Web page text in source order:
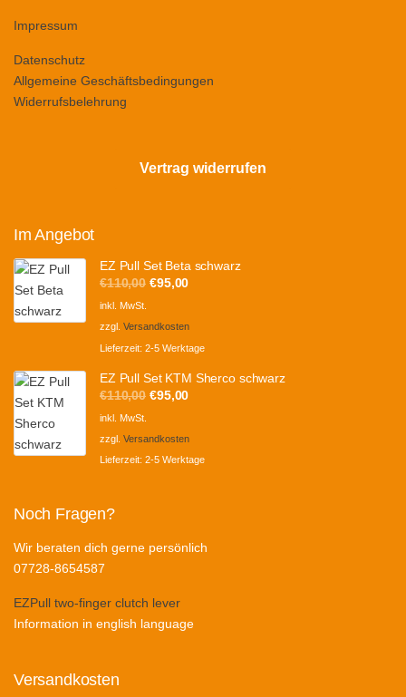
Impressum
Datenschutz
Allgemeine Geschäftsbedingungen
Widerrufsbelehrung
Vertrag widerrufen
Im Angebot
EZ Pull Set Beta schwarz
€110,00 Ursprünglicher
war:
€110,00
€95,00Aktueller
ist:
€95,00.
inkl. MwSt.
zzgl. Versandkosten
Lieferzeit: 2-5 Werktage
EZ Pull Set KTM Sherco schwarz
€110,00 Ursprünglicher
war:
€110,00
€95,00Aktueller
ist:
€95,00.
inkl. MwSt.
zzgl. Versandkosten
Lieferzeit: 2-5 Werktage
Noch Fragen?
Wir beraten dich gerne persönlich
07728-8654587
EZPull two-finger clutch lever
Information in english language
Versandkosten